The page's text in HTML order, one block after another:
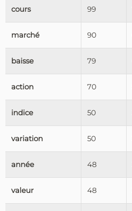
cours 99
marché 90
baisse 79
action 70
indice 50
variation 50
année 48
valeur 48